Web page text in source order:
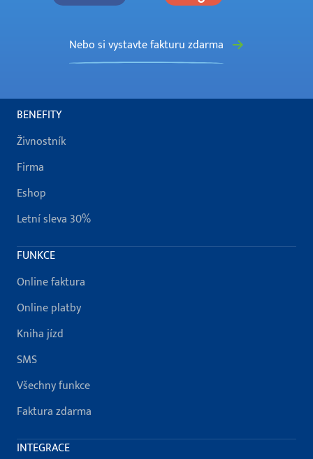
Nebo si vystavte fakturu zdarma
BENEFITY
Živnostník
Firma
Eshop
Letní sleva 30%
FUNKCE
Online faktura
Online platby
Kniha jízd
SMS
Všechny funkce
Faktura zdarma
INTEGRACE